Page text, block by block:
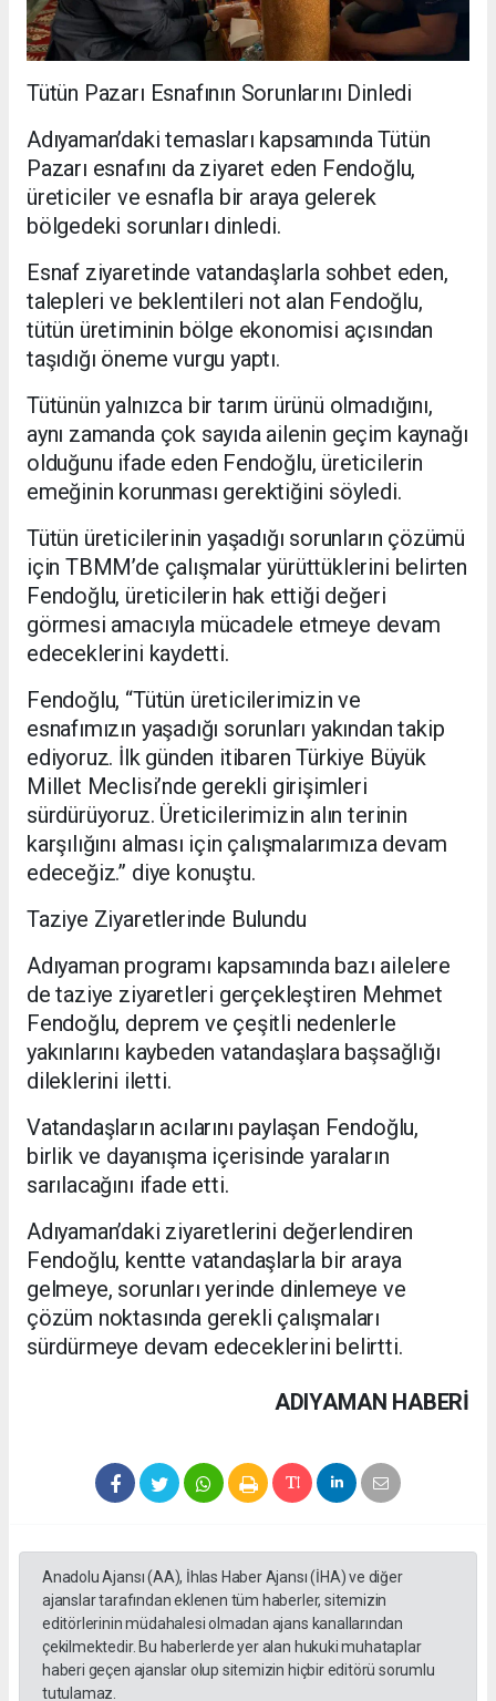
Tütün Pazarı Esnafının Sorunlarını Dinledi
Adıyaman’daki temasları kapsamında Tütün
Pazarı esnafını da ziyaret eden Fendoğlu,
üreticiler ve esnafla bir araya gelerek
bölgedeki sorunları dinledi.
Esnaf ziyaretinde vatandaşlarla sohbet eden,
talepleri ve beklentileri not alan Fendoğlu,
tütün üretiminin bölge ekonomisi açısından
taşıdığı öneme vurgu yaptı.
Tütünün yalnızca bir tarım ürünü olmadığını,
aynı zamanda çok sayıda ailenin geçim kaynağı
olduğunu ifade eden Fendoğlu, üreticilerin
emeğinin korunması gerektiğini söyledi.
Tütün üreticilerinin yaşadığı sorunların çözümü
için TBMM’de çalışmalar yürüttüklerini belirten
Fendoğlu, üreticilerin hak ettiği değeri
görmesi amacıyla mücadele etmeye devam
edeceklerini kaydetti.
Fendoğlu, “Tütün üreticilerimizin ve
esnafımızın yaşadığı sorunları yakından takip
ediyoruz. İlk günden itibaren Türkiye Büyük
Millet Meclisi’nde gerekli girişimleri
sürdürüyoruz. Üreticilerimizin alın terinin
karşılığını alması için çalışmalarımıza devam
edeceğiz.” diye konuştu.
Taziye Ziyaretlerinde Bulundu
Adıyaman programı kapsamında bazı ailelere
de taziye ziyaretleri gerçekleştiren Mehmet
Fendoğlu, deprem ve çeşitli nedenlerle
yakınlarını kaybeden vatandaşlara başsağlığı
dileklerini iletti.
Vatandaşların acılarını paylaşan Fendoğlu,
birlik ve dayanışma içerisinde yaraların
sarılacağını ifade etti.
Adıyaman’daki ziyaretlerini değerlendiren
Fendoğlu, kentte vatandaşlarla bir araya
gelmeye, sorunları yerinde dinlemeye ve
çözüm noktasında gerekli çalışmaları
sürdürmeye devam edeceklerini belirtti.
ADIYAMAN HABERİ
Anadolu Ajansı (AA), İhlas Haber Ajansı (İHA) ve diğer
ajanslar tarafından eklenen tüm haberler, sitemizin
editörlerinin müdahalesi olmadan ajans kanallarından
çekilmektedir. Bu haberlerde yer alan hukuki muhataplar
haberi geçen ajanslar olup sitemizin hiçbir editörü sorumlu
tutulamaz.